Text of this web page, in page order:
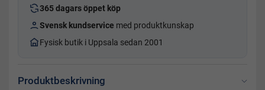
365 dagars öppet köp
Svensk kundservice med produktkunskap
Fysisk butik i Uppsala sedan 2001
Produktbeskrivning